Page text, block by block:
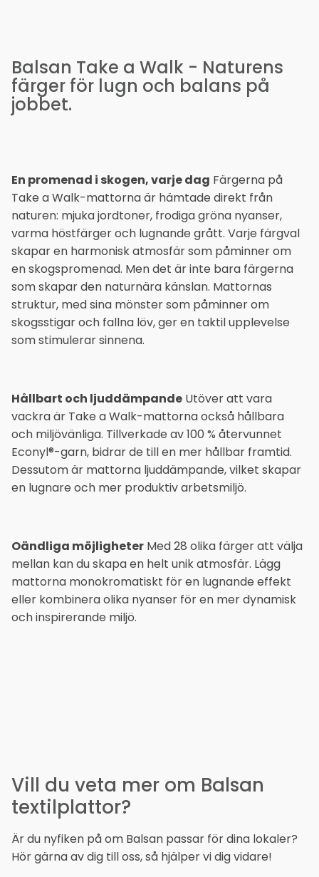
Balsan Take a Walk - Naturens
färger för lugn och balans på
jobbet.
En promenad i skogen, varje dag Färgerna på
Take a Walk-mattorna är hämtade direkt från
naturen: mjuka jordtoner, frodiga gröna nyanser,
varma höstfärger och lugnande grått. Varje färgval
skapar en harmonisk atmosfär som påminner om
en skogspromenad. Men det är inte bara färgerna
som skapar den naturnära känslan. Mattornas
struktur, med sina mönster som påminner om
skogsstigar och fallna löv, ger en taktil upplevelse
som stimulerar sinnena.
Hållbart och ljuddämpande Utöver att vara
vackra är Take a Walk-mattorna också hållbara
och miljövänliga. Tillverkade av 100 % återvunnet
Econyl®-garn, bidrar de till en mer hållbar framtid.
Dessutom är mattorna ljuddämpande, vilket skapar
en lugnare och mer produktiv arbetsmiljö.
Oändliga möjligheter Med 28 olika färger att välja
mellan kan du skapa en helt unik atmosfär. Lägg
mattorna monokromatiskt för en lugnande effekt
eller kombinera olika nyanser för en mer dynamisk
och inspirerande miljö.
Vill du veta mer om Balsan
textilplattor?
Är du nyfiken på om Balsan passar för dina lokaler?
Hör gärna av dig till oss, så hjälper vi dig vidare!